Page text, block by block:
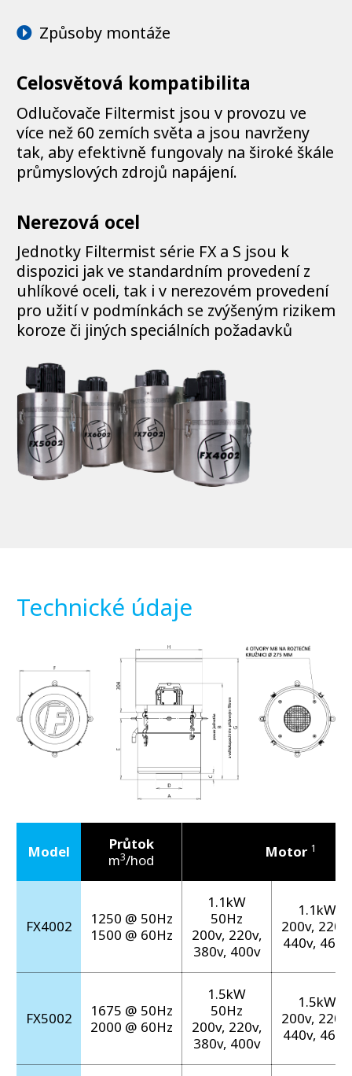
Způsoby montáže
Celosvětová kompatibilita
Odlučovače Filtermist jsou v provozu ve
více než 60 zemích světa a jsou navrženy
tak, aby efektivně fungovaly na široké škále
průmyslových zdrojů napájení.
Nerezová ocel
Jednotky Filtermist série FX a S jsou k
dispozici jak ve standardním provedení z
uhlíkové oceli, tak i v nerezovém provedení
pro užití v podmínkách se zvýšeným rizikem
koroze či jiných speciálních požadavků
Technické údaje
Model
Průtok
m3/hod Motor 1
FX4002
1250 @ 50Hz
1500 @ 60Hz
1.1kW
50Hz
200v, 220v,
380v, 400v
1.1kW
200v,
440v,
FX5002
1675 @ 50Hz
2000 @ 60Hz
1.5kW
50Hz
200v, 220v,
380v, 400v
1.5kW
200v,
440v,